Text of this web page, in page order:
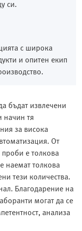
си.
с широка
и опитен екип
бъдат извлечени
тя
за висока
От
е толкова
наемат толкова
тези количества.
Благодарение на
могат да се
анализа